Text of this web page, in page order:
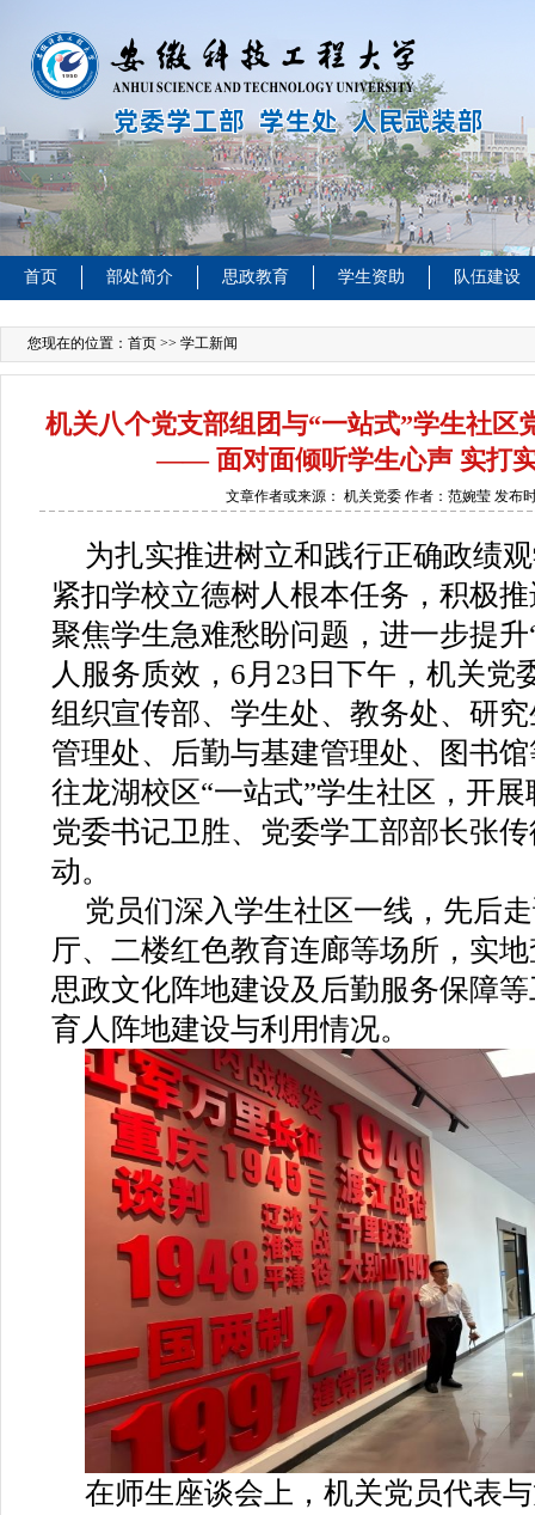
首页 部处简介 思政教育 学生资助 队伍建设
您现在的位置： 首页 >> 学工新闻
机关八个党支部组团与“一站式”学生社区
—— 面对面倾听学生心声 实打
文章作者或来源： 机关党委 作者：范婉莹 发布
为扎实推进树立和践行正确政绩
紧扣学校立德树人根本任务，积极
聚焦学生急难愁盼问题，进一步提升
人服务质效， 6 月 23 日下午，机关党
组织宣传部、学生处、教务处、研
管理处、后勤与基建管理处、图书
往龙湖校区“一站式”学生社区，开
党委书记卫胜、党委学工部部长张
动。
党员们深入学生社区一线，先后
厅、二楼红色教育连廊等场所，实
思政文化阵地建设及后勤服务保障
育人阵地建设与利用情况。
在师生座谈会上，机关党员代表